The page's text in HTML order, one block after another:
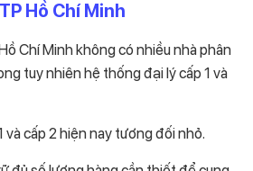
Hồ Chí Minh
Chí Minh không có nhiều nhà phân
tuy nhiên hệ thống đại lý cấp 1 và
và cấp 2 hiện nay tương đối nhỏ.